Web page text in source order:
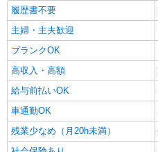
履歴書不要
主婦・主夫歓迎
ブランクOK
高収入・高額
給与前払いOK
車通勤OK
残業少なめ（月20h未満）